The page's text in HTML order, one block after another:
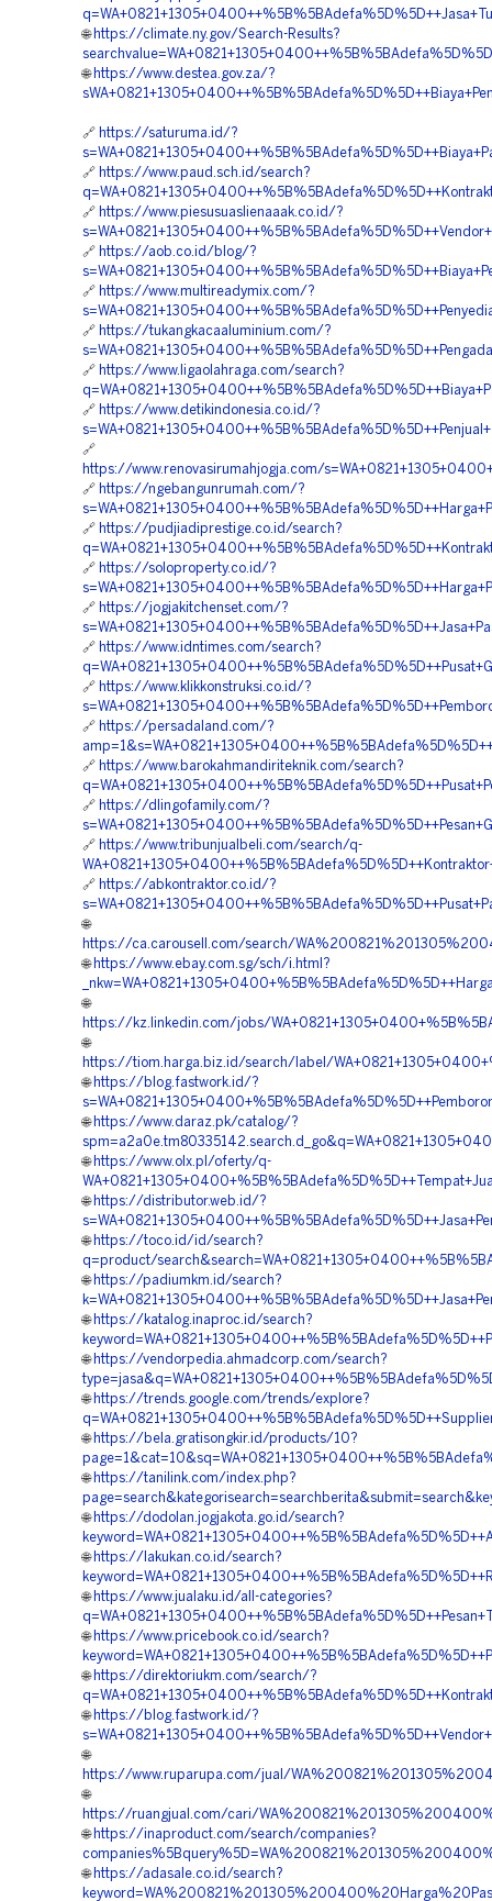
🌐 https://climate.ny.gov/Search-Results?
🌐 https://www.destea.gov.za/?
🔗 https://saturuma.id/?
🔗 https://www.paud.sch.id/search?
🔗 https://www.piesusuaslienaaak.co.id/?
🔗 https://aob.co.id/blog/?
🔗 https://www.multireadymix.com/?
🔗 https://tukangkacaaluminium.com/?
🔗 https://www.ligaolahraga.com/search?
🔗 https://www.detikindonesia.co.id/?
🔗
https://www.renovasirumahjogja.com/
🔗 https://ngebangunrumah.com/?
🔗 https://pudjiadiprestige.co.id/search?
🔗 https://soloproperty.co.id/?
🔗 https://jogjakitchenset.com/?
🔗 https://www.idntimes.com/search?
🔗 https://www.klikkonstruksi.co.id/?
🔗 https://persadaland.com/?
🔗 https://www.barokahmandiriteknik.com/search?
🔗 https://dlingofamily.com/?
🔗 https://www.tribunjualbeli.com/search/q-
🔗 https://abkontraktor.co.id/?
🌐
https://ca.carousell.com/search/
🌐 https://www.ebay.com.sg/sch/i.html?
🌐
https://kz.linkedin.com/jobs/
🌐
https://tiom.harga.biz.id/search/label/
🌐 https://blog.fastwork.id/?
🌐 https://www.daraz.pk/catalog/?
🌐 https://www.olx.pl/oferty/q-
🌐 https://distributor.web.id/?
🌐 https://toco.id/id/search?
q=product/
🌐 https://padiumkm.id/search?
🌐 https://katalog.inaproc.id/search?
🌐 https://vendorpedia.ahmadcorp.com/search?
🌐 https://trends.google.com/trends/explore?
🌐 https://bela.gratisongkir.id/products/10?
🌐 https://tanilink.com/index.php?
🌐 https://dodolan.jogjakota.go.id/search?
🌐 https://lakukan.co.id/search?
🌐 https://www.jualaku.id/all-categories?
🌐 https://www.pricebook.co.id/search?
🌐 https://direktoriukm.com/search/?
🌐 https://blog.fastwork.id/?
🌐
https://www.ruparupa.com/jual/
🌐
https://ruangjual.com/cari/
🌐 https://inaproduct.com/search/companies?
🌐 https://adasale.co.id/search?